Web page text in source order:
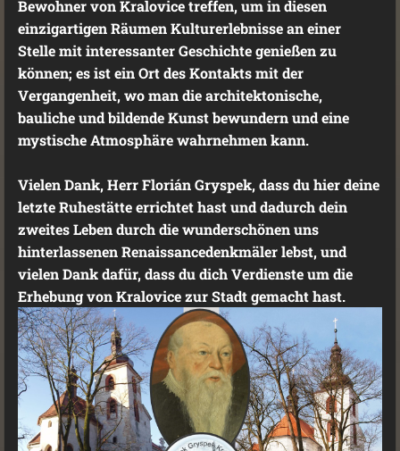
Bewohner von Kralovice treffen, um in diesen
einzigartigen Räumen Kulturerlebnisse an einer
Stelle mit interessanter Geschichte genießen zu
können; es ist ein Ort des Kontakts mit der
Vergangenheit, wo man die architektonische,
bauliche und bildende Kunst bewundern und eine
mystische Atmosphäre wahrnehmen kann.
Vielen Dank, Herr Florián Gryspek, dass du hier deine
letzte Ruhestätte errichtet hast und dadurch dein
zweites Leben durch die wunderschönen uns
hinterlassenen Renaissancedenkmäler lebst, und
vielen Dank dafür, dass du dich Verdienste um die
Erhebung von Kralovice zur Stadt gemacht hast.